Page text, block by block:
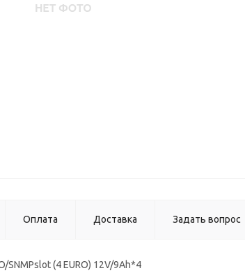
Оплата Доставка Задать вопрос
SNMPslot (4 EURO) 12V/9Ah*4